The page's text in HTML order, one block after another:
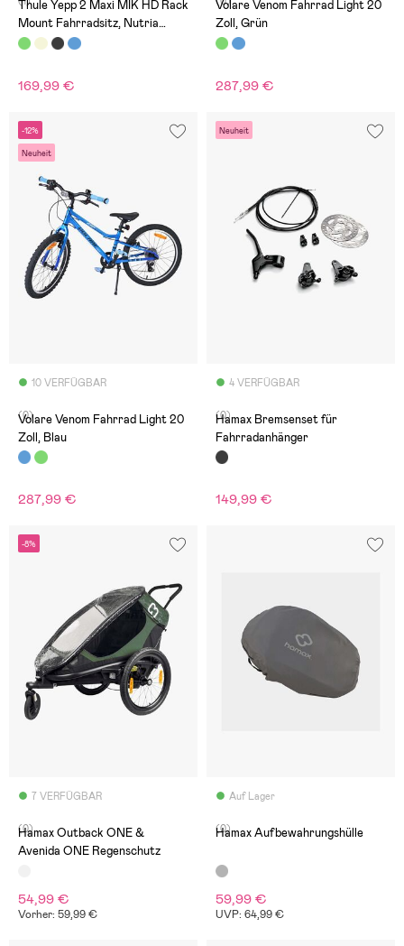
Thule Yepp 2 Maxi MIK HD Rack
Mount Fahrradsitz, Nutria
Green
169,99 €
Volare Venom Fahrrad Light 20
Zoll, Grün
287,99 €
-12%
Neuheit
10 VERFÜGBAR
(0)
Volare Venom Fahrrad Light 20
Zoll, Blau
287,99 €
Neuheit
4 VERFÜGBAR
(0)
Hamax Bremsenset für
Fahrradanhänger
149,99 €
-8%
7 VERFÜGBAR
(0)
Hamax Outback ONE &
Avenida ONE Regenschutz
54,99 €
Vorher: 59,99 €
Auf Lager
(0)
Hamax Aufbewahrungshülle
59,99 €
UVP: 64,99 €